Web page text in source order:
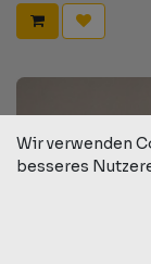
Wir verwenden
besseres